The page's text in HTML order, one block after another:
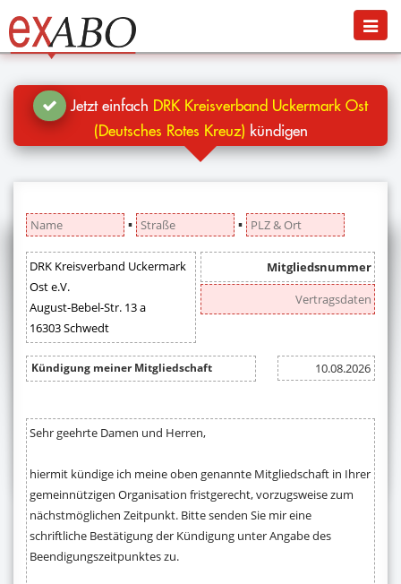
Jetzt kündigen
Blog
Hilfe
Anmelden
Menü
Jetzt einfach DRK Kreisverband Uckermark Ost
(Deutsches Rotes Kreuz) kündigen
▪ ▪